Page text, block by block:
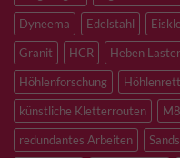
Dyneema
Edelstahl
Granit
HCR Heben
Höhlenforschung
künstliche Kletterrouten
M8
redundantes Arbeiten